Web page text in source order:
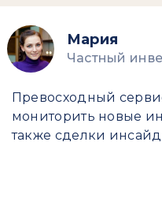
Мария
Частный
Превосходный
мониторить новые
также сделки